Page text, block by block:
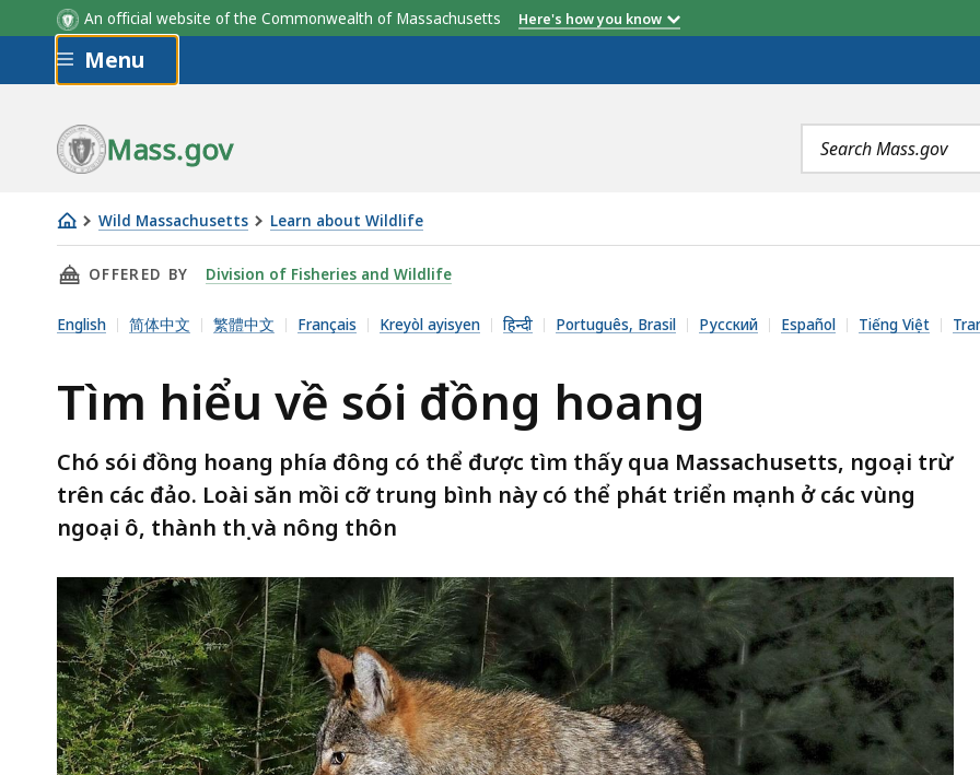
An official website of the Commonwealth of Massachusetts Here's how you know
Skip to main content
Menu
Mass.gov
Search
terms
Wild Massachusetts Learn about Wildlife
Tìm
hiểu
sói
hoang
THIS PAGE, TÌM HIỂU VỀ SÓI ĐỒNG HOANG, IS
OFFERED BY Division of Fisheries and Wildlife
English 简体中文 繁體中文 Français Kreyòl ayisyen हिन्दी Português, Brasil Русский Español Tiếng Việt
Tìm hiểu về sói đồng hoang
Chó sói đồng hoang phía đông có thể được tìm thấy qua Massachusetts, ngoại trừ
trên các đảo. Loài săn mồi cỡ trung bình này có thể phát triển mạnh ở các vùng
ngoại ô, thành thị và nông thôn